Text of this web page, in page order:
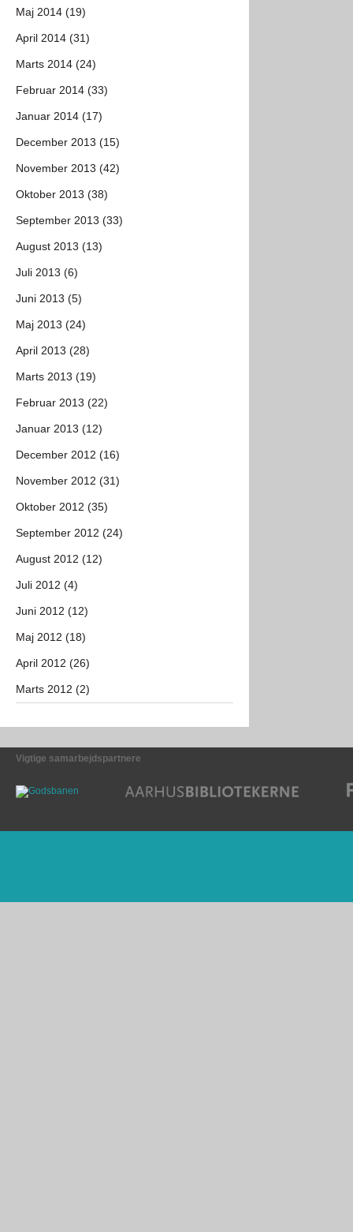
Maj 2014 (19)
April 2014 (31)
Marts 2014 (24)
Februar 2014 (33)
Januar 2014 (17)
December 2013 (15)
November 2013 (42)
Oktober 2013 (38)
September 2013 (33)
August 2013 (13)
Juli 2013 (6)
Juni 2013 (5)
Maj 2013 (24)
April 2013 (28)
Marts 2013 (19)
Februar 2013 (22)
Januar 2013 (12)
December 2012 (16)
November 2012 (31)
Oktober 2012 (35)
September 2012 (24)
August 2012 (12)
Juli 2012 (4)
Juni 2012 (12)
Maj 2012 (18)
April 2012 (26)
Marts 2012 (2)
Vigtige samarbejdspartnere